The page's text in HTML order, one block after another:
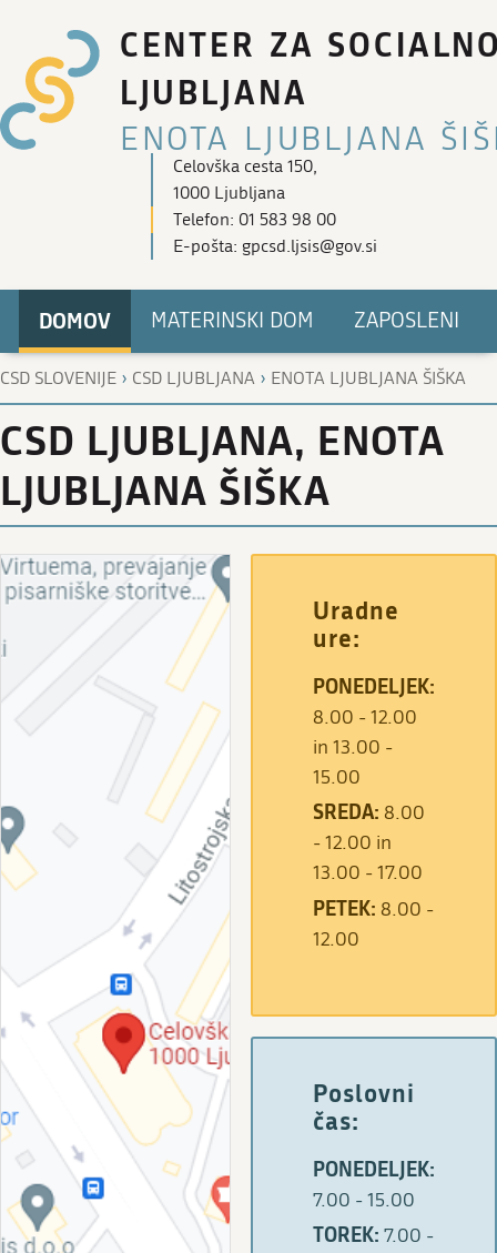
CENTER ZA
LJUBLJANA
ENOTA LJUBLJANA
Celovška cesta 150,
1000 Ljubljana
Telefon: 01 583 98 00
E-pošta: gpcsd.ljsis@gov.si
DOMOV MATERINSKI DOM ZAPOSLENI
CSD SLOVENIJE › CSD LJUBLJANA › ENOTA LJUBLJANA ŠIŠKA
CSD LJUBLJANA, ENOTA
LJUBLJANA ŠIŠKA
Uradne
ure:
PONEDELJEK:
8.00 - 12.00
in 13.00 -
15.00
SREDA: 8.00
- 12.00 in
13.00 - 17.00
PETEK: 8.00 -
12.00
Poslovni
čas:
PONEDELJEK:
7.00 - 15.00
TOREK: 7.00 -